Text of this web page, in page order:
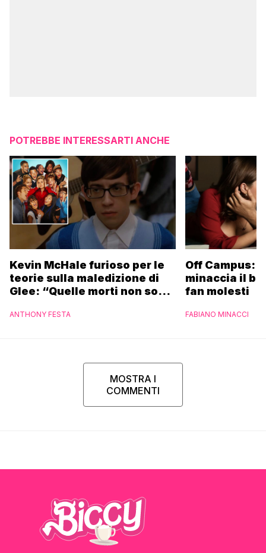
POTREBBE INTERESSARTI ANCHE
Kevin McHale furioso per le
teorie sulla maledizione di
Glee: “Quelle morti non sono
ANTHONY FESTA
Off Campus:
minaccia il
fan molesti
FABIANO MINACCI
MOSTRA I
COMMENTI